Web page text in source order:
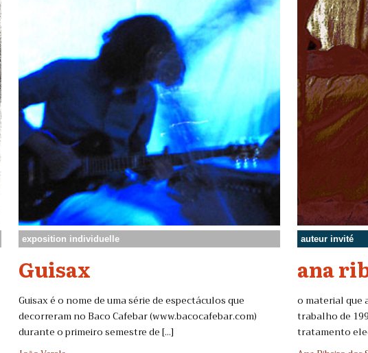
exposition individuelle
Guisax
Guisax é o nome de uma série de espectáculos que
decorreram no Baco Cafebar (www.bacocafebar.com)
durante o primeiro semestre de [...]
auteur invité
ana
o material que
trabalho de
tratamento